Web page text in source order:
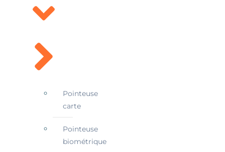
Pointeuse
carte
Pointeuse
biométrique